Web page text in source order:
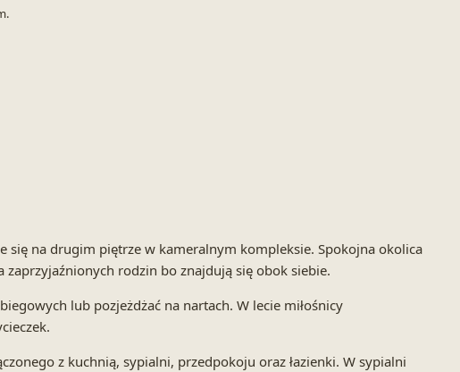
się na drugim piętrze w kameralnym kompleksie. Spokojna okolica
rodzin bo znajdują się obok siebie.
lub pozjeżdżać na nartach. W lecie miłośnicy
z kuchnią, sypialni, przedpokoju oraz łazienki. W sypialni